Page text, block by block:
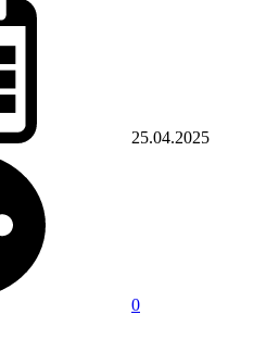
25.04.2025
0